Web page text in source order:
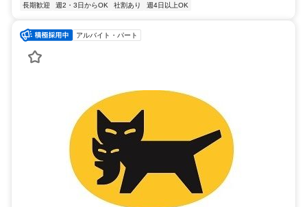
長期歓迎
週2・3日からOK 社割あり 週4日以上OK
アルバイト・パート